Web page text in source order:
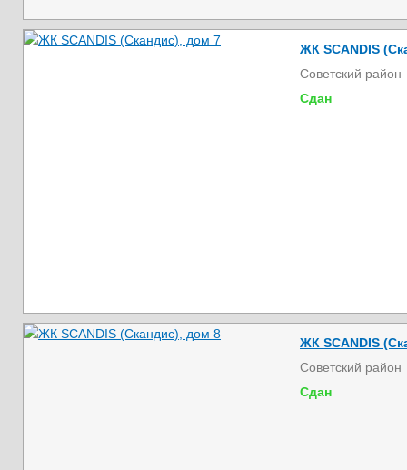
ЖК SCANDIS
Советский район
Сдан
ЖК SCANDIS
Советский район
Сдан